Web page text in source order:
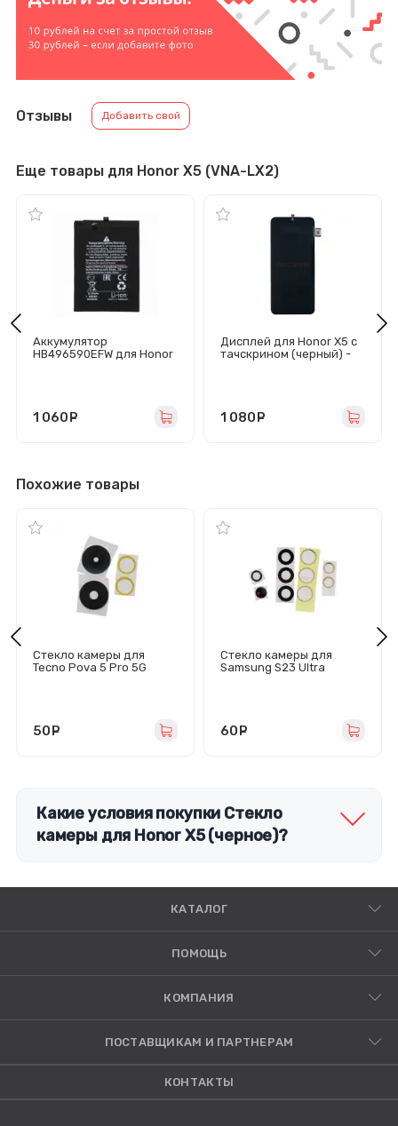
Отзывы Добавить свой
Еще товары для Honor X5 (VNA-LX2)
Аккумулятор
HB496590EFW для Honor
1 060
Дисплей для Honor X5 с
тачскрином (черный) -
1 080
Похожие товары
Стекло камеры для
Tecno Pova 5 Pro 5G
50
Стекло камеры для
Samsung S23 Ultra
60
Какие условия покупки Стекло
камеры для Honor X5 (черное)?
КАТАЛОГ
ПОМОЩЬ
КОМПАНИЯ
ПОСТАВЩИКАМ И ПАРТНЕРАМ
КОНТАКТЫ